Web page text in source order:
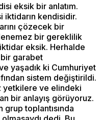
eksik bir anlatım.
iktidarın kendisidir.
çözecek bir
bir gereklilik
eksik. Herhalde
garabet
yaşadık ki Cumhuriyet
sistem değiştirildi.
yetkilere ve elindeki
bir anlayış görüyoruz.
grup toplantısında